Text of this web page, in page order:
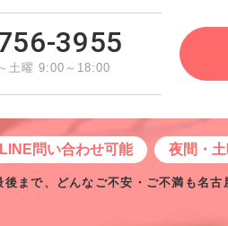
3955
土曜 9:00～18:00
LINE問い合わせ可能 夜間・
まで、どんなご不安・ご不満も名